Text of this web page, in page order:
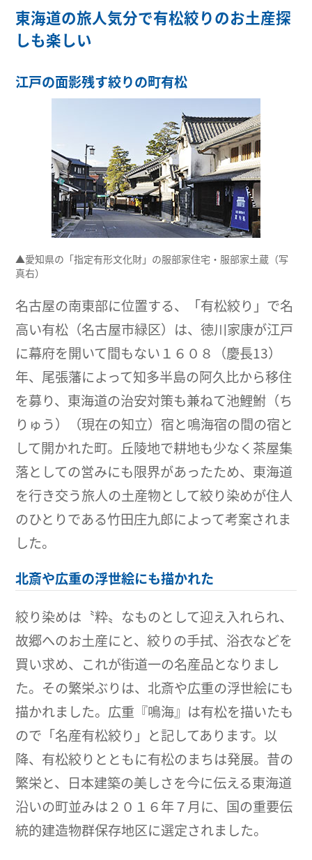
東海道の旅人気分で有松絞りのお土産探
しも楽しい
江戸の面影残す絞りの町有松
▲愛知県の「指定有形文化財」の服部家住宅・服部家土蔵（写
真右）
名古屋の南東部に位置する、「有松絞り」で名
高い有松（名古屋市緑区）は、徳川家康が江戸
に幕府を開いて間もない１６０８（慶長13）
年、尾張藩によって知多半島の阿久比から移住
を募り、東海道の治安対策も兼ねて池鯉鮒（ち
りゅう）（現在の知立）宿と鳴海宿の間の宿と
して開かれた町。丘陵地で耕地も少なく茶屋集
落としての営みにも限界があったため、東海道
を行き交う旅人の土産物として絞り染めが住人
のひとりである竹田庄九郎によって考案されま
した。
北斎や広重の浮世絵にも描かれた
絞り染めは〝粋〟なものとして迎え入れられ、
故郷へのお土産にと、絞りの手拭、浴衣などを
買い求め、これが街道一の名産品となりまし
た。その繁栄ぶりは、北斎や広重の浮世絵にも
描かれました。広重『鳴海』は有松を描いたも
ので「名産有松絞り」と記してあります。以
降、有松絞りとともに有松のまちは発展。昔の
繁栄と、日本建築の美しさを今に伝える東海道
沿いの町並みは２０１６年７月に、国の重要伝
統的建造物群保存地区に選定されました。